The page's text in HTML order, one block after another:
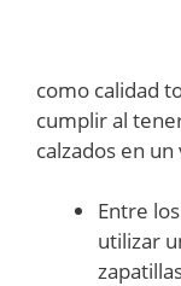
como calidad
cumplir al
calzados en un
Entre
utilizar